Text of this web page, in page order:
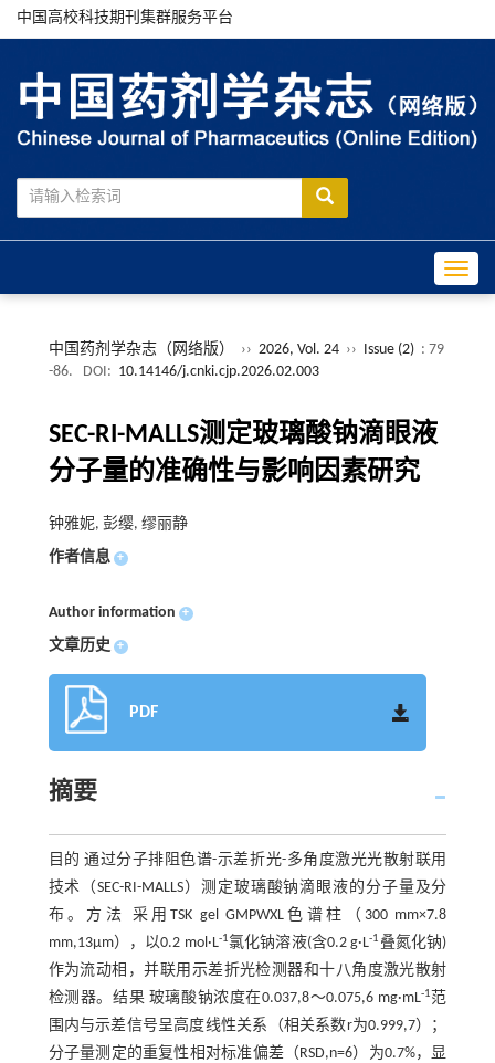
中国高校科技期刊集群服务平台
中国药剂学杂志（网络版） ›› 2026, Vol. 24 ›› Issue (2) : 79
-86.
DOI: 10.14146/j.cnki.cjp.2026.02.003
SEC-RI-MALLS测定玻璃酸钠滴眼液
分子量的准确性与影响因素研究
钟雅妮, 彭缨, 缪丽静
作者信息 +
Author information +
文章历史 +
PDF
摘要
目的 通过分子排阻色谱-示差折光-多角度激光光散射联用
技术（SEC-RI-MALLS）测定玻璃酸钠滴眼液的分子量及分
布。方法 采用TSK gel GMPWXL色谱柱（300 mm×7.8
mm,13μm），以0.2 mol·L-1氯化钠溶液(含0.2 g·L-1 叠氮化钠)
作为流动相，并联用示差折光检测器和十八角度激光散射
检测器。结果 玻璃酸钠浓度在0.037,8～0.075,6 mg·mL-1范
围内与示差信号呈高度线性关系（相关系数r为0.999,7）；
分子量测定的重复性相对标准偏差（RSD,n=6）为0.7%，显